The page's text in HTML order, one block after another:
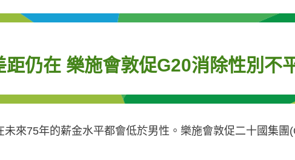
仍在 樂施會敦促G20消除性別不
來75年的薪金水平都會低於男性。樂施會敦促二十國集